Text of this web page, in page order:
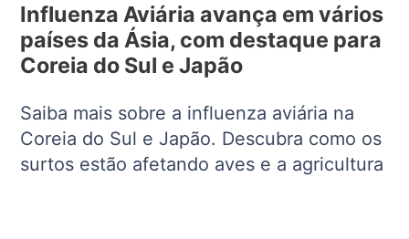
Influenza Aviária avança em vários
países da Ásia, com destaque para
Coreia do Sul e Japão
Saiba mais sobre a influenza aviária na
Coreia do Sul e Japão. Descubra como os
surtos estão afetando aves e a agricultura